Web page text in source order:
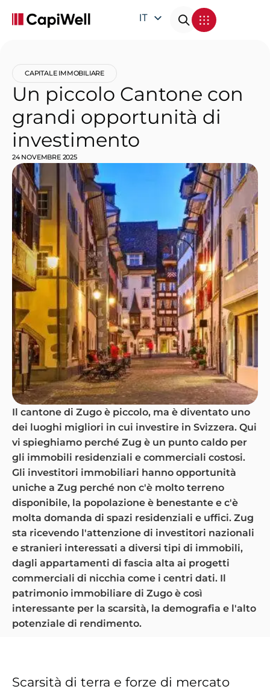
IT
CAPITALE IMMOBILIARE
Un piccolo Cantone con
grandi opportunità di
investimento
24 NOVEMBRE 2025
Il cantone di Zugo è piccolo, ma è diventato uno
dei luoghi migliori in cui investire in Svizzera. Qui
vi spieghiamo perché Zug è un punto caldo per
gli immobili residenziali e commerciali costosi.
Gli investitori immobiliari hanno opportunità
uniche a Zug perché non c'è molto terreno
disponibile, la popolazione è benestante e c'è
molta domanda di spazi residenziali e uffici. Zug
sta ricevendo l'attenzione di investitori nazionali
e stranieri interessati a diversi tipi di immobili,
dagli appartamenti di fascia alta ai progetti
commerciali di nicchia come i centri dati. Il
patrimonio immobiliare di Zugo è così
interessante per la scarsità, la demografia e l'alto
potenziale di rendimento.
Scarsità di terra e forze di mercato